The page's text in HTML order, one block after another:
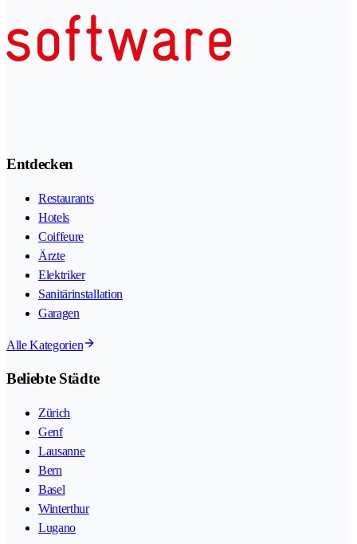
Entdecken
Restaurants
Hotels
Coiffeure
Ärzte
Elektriker
Sanitärinstallation
Garagen
Alle Kategorien
Beliebte Städte
Zürich
Genf
Lausanne
Bern
Basel
Winterthur
Lugano